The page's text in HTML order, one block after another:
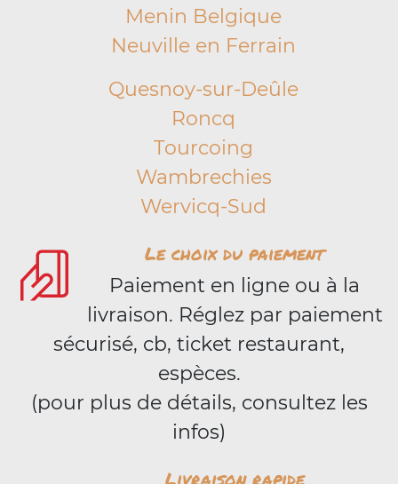
Menin Belgique
Neuville en Ferrain
Quesnoy-sur-Deûle
Roncq
Tourcoing
Wambrechies
Wervicq-Sud
Le choix du paiement
Paiement en ligne ou à la
livraison. Réglez par paiement
sécurisé, cb, ticket restaurant,
espèces.
(pour plus de détails, consultez les
infos)
Livraison rapide